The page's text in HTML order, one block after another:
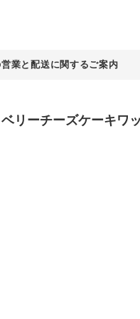
業と配送に関するご案内
リーチーズケーキワ